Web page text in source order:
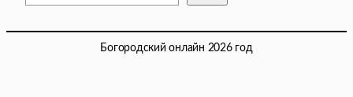
Богородский онлайн 2026 год